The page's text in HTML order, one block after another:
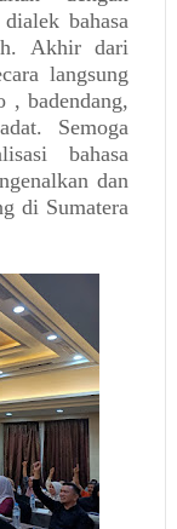
bahasa
Akhir dari
langsung
, badendang,
Semoga
bahasa
dan
di Sumatera